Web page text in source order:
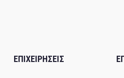
ΕΠΙΧΕΙΡΗΣΕΙΣ